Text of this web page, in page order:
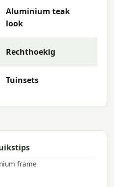
kies je voor sterke
en een uitstekende
Zo geniet je seizoen na
Aluminium teak
look
Rechthoekig
Tuinsets
frame